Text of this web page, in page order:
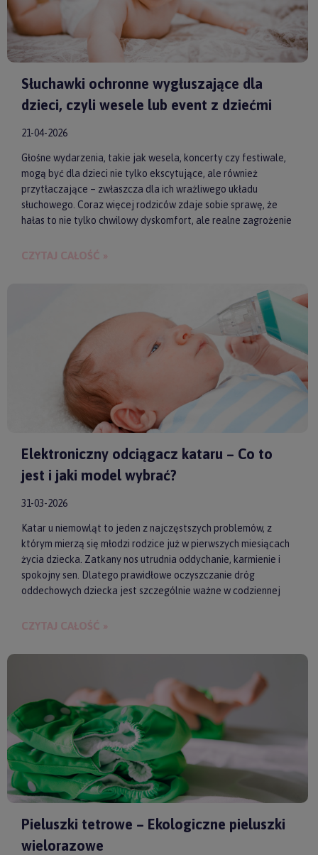
Słuchawki ochronne wygłuszające dla
dzieci, czyli wesele lub event z dziećmi
21-04-2026
Głośne wydarzenia, takie jak wesela, koncerty czy festiwale,
mogą być dla dzieci nie tylko ekscytujące, ale również
przytłaczające – zwłaszcza dla ich wrażliwego układu
słuchowego. Coraz więcej rodziców zdaje sobie sprawę, że
hałas to nie tylko chwilowy dyskomfort, ale realne zagrożenie
słuchawki ochronne przestają być postrzegane jako zbędny
CZYTAJ CAŁOŚĆ »
Elektroniczny odciągacz kataru – Co to
jest i jaki model wybrać?
31-03-2026
Katar u niemowląt to jeden z najczęstszych problemów, z
którym mierzą się młodzi rodzice już w pierwszych miesiącach
życia dziecka. Zatkany nos utrudnia oddychanie, karmienie i
spokojny sen. Dlatego prawidłowe oczyszczanie dróg
oddechowych dziecka jest szczególnie ważne w codziennej
skutecznych akcesoriów wspierających realizację tego
szybko i delikatnie usunąć zalegającą wydzielinę.
CZYTAJ CAŁOŚĆ »
Pieluszki tetrowe – Ekologiczne pieluszki
wielorazowe